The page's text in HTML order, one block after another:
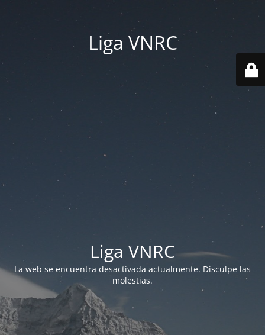
Liga VNRC
Liga VNRC
La web se encuentra desactivada actualmente. Disculpe las
molestias.